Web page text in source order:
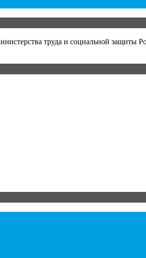
труда и социальной